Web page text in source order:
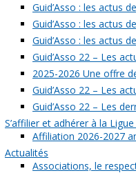
Guid’Asso : les actus
Guid’Asso : les actus
Guid’Asso : les actus
Guid’Asso 22 – Les
2025-2026 Une offre
Guid’Asso 22 – Les
Guid’Asso 22 – Les
S’affilier et adhérer à la
Affiliation 2026-2027
Actualités
Associations, le